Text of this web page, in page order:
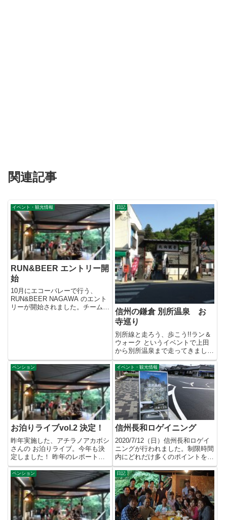
関連記事
イベント・観光情報
RUN&BEER エントリー開
始
10月にエコーバレーで行う、
RUN&BEER NAGAWA のエント
リーが開始されました。チーム組
日記
信州の鎌倉 別所温泉 お
寺巡り
別所線と走ろう、歩こう!!ラン＆
ウォーク というイベントで上田
から別所温泉まで走ってきまし
た。ゴール後に温泉入って、お
寺...
ペンション
お泊りライブvol.2 決定！
昨年実施した、アチラノアカボシ
さんの お泊りライブ。今年も決
定しました！ 昨年のレポート日
程はほぼ変わりありませんが、
2...
イベント・観光情報
信州長和ロゲイニング
2020/7/12（日）信州長和ロゲイ
ニングが行われました。制限時間
内にどれだけ多くのポイントを巡
れるかを競うもの。オリ...
ペンション 日記